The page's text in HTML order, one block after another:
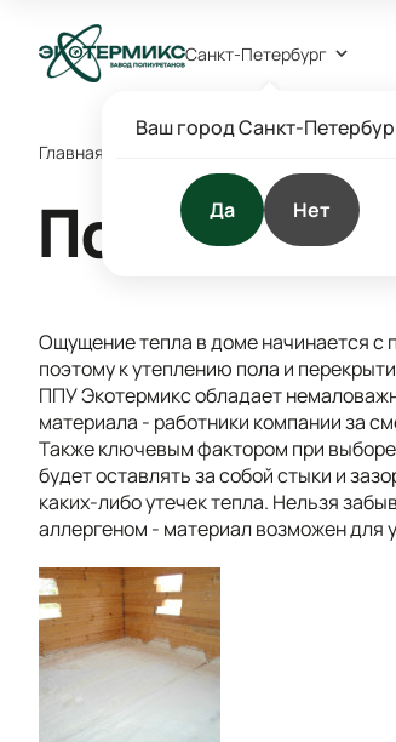
Санкт-Петербург
Главная
Пол,
Ощущение тепла в доме начинается с
поэтому к утеплению пола и
ППУ Экотермикс обладает
материала - работники компании за
Также ключевым фактором при
будет оставлять за собой стыки и
каких-либо утечек тепла. Нельзя
аллергеном - материал возможен для
Ваш город Санкт-
Да Нет